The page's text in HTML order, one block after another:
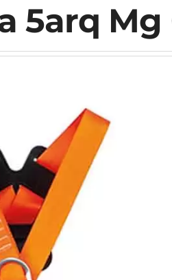
5arq Mg